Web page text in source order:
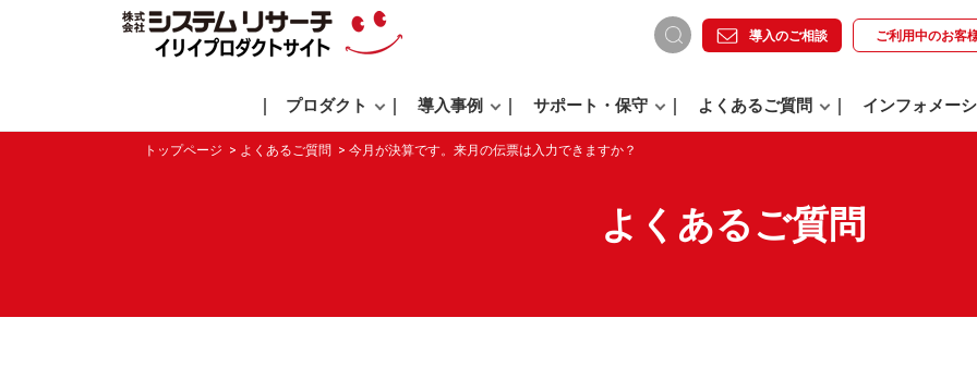
導入のご相談 ご利用中のお客
プロダクト 導入事例 サポート・保守 よくあるご質問 インフォメー
トップページ よくあるご質問 今月が決算です。来月の伝票は入力できますか？
よくあるご質問